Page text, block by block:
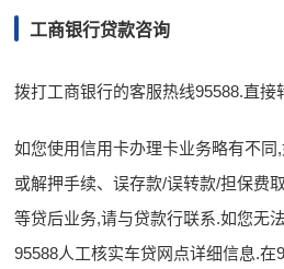
工商银行贷款咨询
拨打工商银行的客服热线95588.直接
如您使用信用卡办理卡业务略有不
或解押手续、误存款/误转款/担保费
等贷后业务,请与贷款行联系.如您无
95588人工核实车贷网点详细信息.在